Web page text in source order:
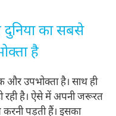
का सबसे
है
और उपभोक्ता है। साथ ही
रही है। ऐसे में अपनी जरूरत
पड़ती हैं। इसका